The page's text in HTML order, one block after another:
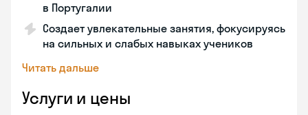
в Португалии
Создает увлекательные занятия, фокусируясь
на сильных и слабых навыках учеников
Читать дальше
Услуги и цены